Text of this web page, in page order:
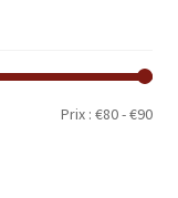
Prix
Prix
Prix :€80-€90